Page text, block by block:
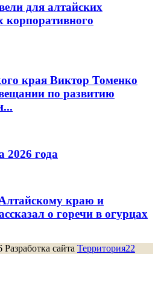
для алтайских
корпоративного
края Виктор Томенко
по развитию
2026 года
краю и
о горечи в огурцах
сайта Территория22